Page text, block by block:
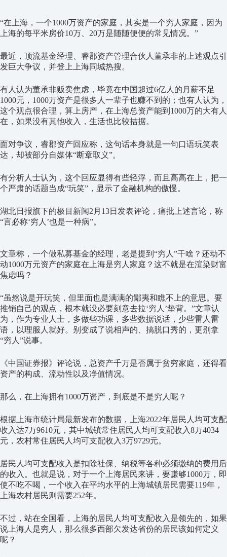
“在上海，一个1000万资产的家庭，其实是一个穷人家庭，因为
上海的每平米房价10万、20万是随随便便的常见情况。”
最近，顶流基金经理、睿郡资产管理合伙人董承非的上述观点引
发巨大争议，并登上上海同城热搜。
有人认为董承非贩卖焦虑，毕竟在中国超过6亿人的月薪不足
1000元，1000万资产是很多人一辈子也赚不到的；也有人认为，
这个观点很合理，算上房产，在上海总资产能到1000万的大有人
在，如果没有其他收入，生活也比较拮据。
面对争议，睿郡资产回应称，这句话本身就是一句口语玩笑表
达，却被部分自媒体“断章取义”。
有分析人士认为，这个回应显得有些轻浮，而且高高在上，把一
个严肃的话题当成“玩笑”，显示了金融机构的傲慢。
湖北日报旗下的极目新闻2月13日发表评论，痛批上述言论，称
“言必称‘穷人’也是一种病”。
文章称，一个做私募基金的经理，老是提到“穷人”干啥？还动不
动1000万元资产的家庭在上海是穷人家庭？这不就是在渲染财富
焦虑吗？
“虽然说是开玩笑，但里面也是满满的鄙夷和瞧不上的意思。要
推销自己的观点，根本就没必要刻意去拉‘穷人’垫背。”文章认
为，作为专业人士，多做些功课，多些数据说话，少些雷人雷
语，以理服人就好。别变成了说相声的、搞脱口秀的，更别拿
“穷人”说事。
《中国证券报》评论说，总资产千万是否属于贫穷家庭，还得看
资产的构成、流动性以及净值情况。
那么，在上海拥有1000万资产，到底是不是穷人呢？
根据上海市统计局最新发布的数据，上海2022年居民人均可支配
收入达7万9610元，其中城镇常住居民人均可支配收入8万4034
元，农村常住居民人均可支配收入3万9729元。
居民人均可支配收入是扣除社保、纳税等各种必须缴纳的费用后
的收入。也就是说，对于一个上海居民来讲，要赚够1000万，即
使不吃不喝，一个收入在平均水平的上海城镇居民需要119年，
上海农村居民则需要252年。
不过，站在全国看，上海的居民人均可支配收入是领先的，如果
说上海人是穷人，那么很多西部欠发达省份的居民该如何定义
呢？